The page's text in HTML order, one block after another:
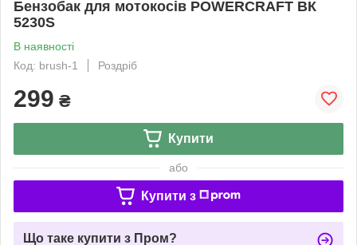
Бензобак для мотокосів POWERCRAFT BК
5230S
В наявності
Код: brush-1
Роздріб
299 ₴
Купити
або
Купити з
Що таке купити з Пром?